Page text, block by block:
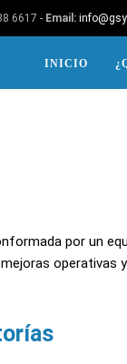
6617 - Email:
INICIO
por un
operativas